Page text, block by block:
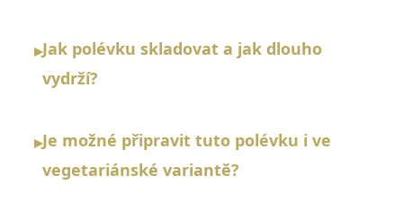
▸Jak polévku skladovat a jak dlouho
vydrží?
▸Je možné připravit tuto polévku i ve
vegetariánské variantě?